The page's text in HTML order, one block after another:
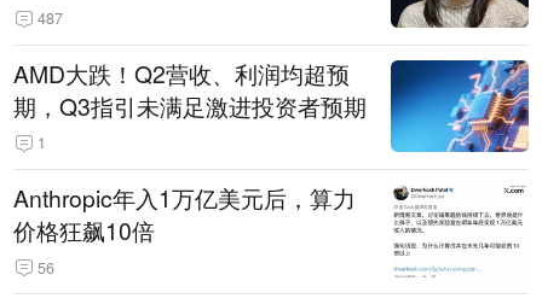
487
AMD大跌！Q2营收、利润均超预
期，Q3指引未满足激进投资者预期
1
Anthropic年入1万亿美元后，算力
价格狂飙10倍
56